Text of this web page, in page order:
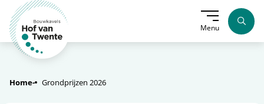
Menu
Home Grondprijzen 2026